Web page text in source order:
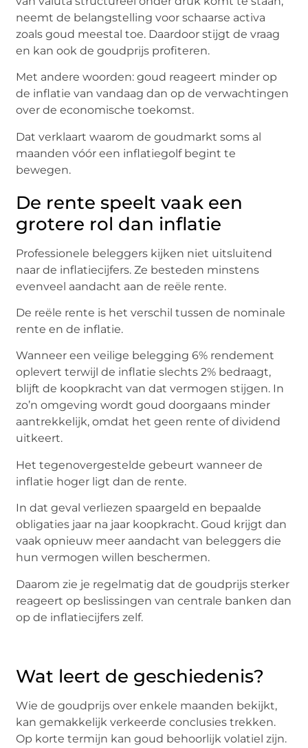
neemt de belangstelling voor schaarse activa
zoals goud meestal toe. Daardoor stijgt de vraag
en kan ook de goudprijs profiteren.
Met andere woorden: goud reageert minder op
de inflatie van vandaag dan op de verwachtingen
over de economische toekomst.
Dat verklaart waarom de goudmarkt soms al
maanden vóór een inflatiegolf begint te
bewegen.
De rente speelt vaak een
grotere rol dan inflatie
Professionele beleggers kijken niet uitsluitend
naar de inflatiecijfers. Ze besteden minstens
evenveel aandacht aan de reële rente.
De reële rente is het verschil tussen de nominale
rente en de inflatie.
Wanneer een veilige belegging 6% rendement
oplevert terwijl de inflatie slechts 2% bedraagt,
blijft de koopkracht van dat vermogen stijgen. In
zo’n omgeving wordt goud doorgaans minder
aantrekkelijk, omdat het geen rente of dividend
uitkeert.
Het tegenovergestelde gebeurt wanneer de
inflatie hoger ligt dan de rente.
In dat geval verliezen spaargeld en bepaalde
obligaties jaar na jaar koopkracht. Goud krijgt dan
vaak opnieuw meer aandacht van beleggers die
hun vermogen willen beschermen.
Daarom zie je regelmatig dat de goudprijs sterker
reageert op beslissingen van centrale banken dan
op de inflatiecijfers zelf.
Wat leert de geschiedenis?
Wie de goudprijs over enkele maanden bekijkt,
kan gemakkelijk verkeerde conclusies trekken.
Op korte termijn kan goud behoorlijk volatiel zijn.